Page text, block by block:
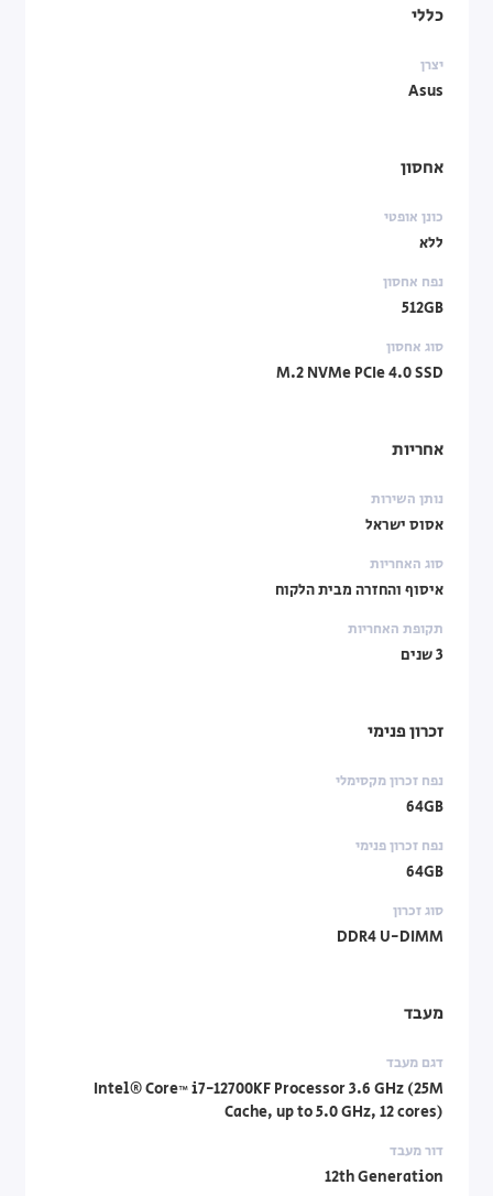
כללי
יצרן
Asus
אחסון
כונן אופטי
ללא
נפח אחסון
512GB
סוג אחסון
M.2 NVMe PCIe 4.0 SSD
אחריות
נותן השירות
אסוס ישראל
סוג האחריות
איסוף והחזרה מבית הלקוח
תקופת האחריות
3 שנים
זכרון פנימי
נפח זכרון מקסימלי
64GB
נפח זכרון פנימי
64GB
סוג זכרון
DDR4 U-DIMM
מעבד
דגם מעבד
Intel® Core™ i7-12700KF Processor 3.6 GHz (25M
Cache, up to 5.0 GHz, 12 cores)
דור מעבד
12th Generation